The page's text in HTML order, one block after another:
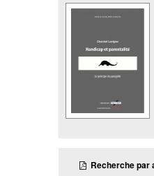
Recherche par